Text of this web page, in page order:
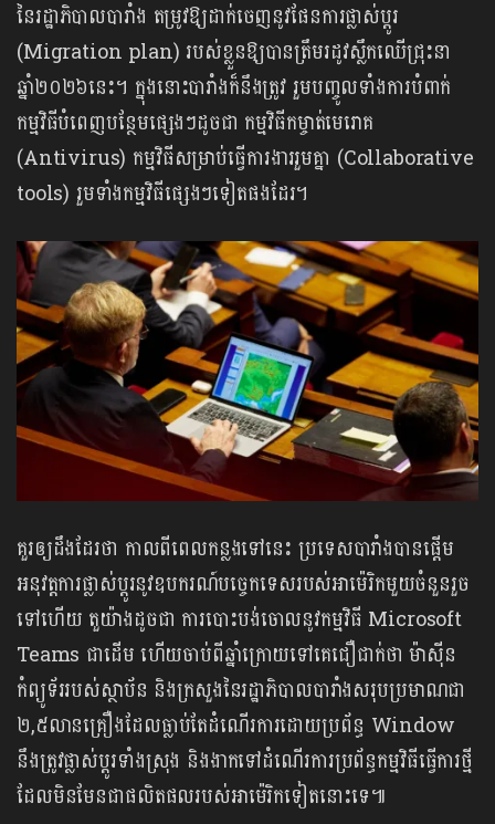
នៃរដ្ឋាភិបាលបារាំង តម្រូវឱ្យដាក់ចេញនូវផែនការផ្លាស់ប្តូរ
(Migration plan) របស់ខ្លួនឱ្យបានត្រឹមរដូវស្លឹកឈើជ្រុះនា
ឆ្នាំ២០២៦នេះ។ ក្នុងនោះបារាំងក៏នឹងត្រូវ រួមបញ្ចូលទាំងការបំពាក់
កម្មវិធីបំពេញបន្ថែមផ្សេងៗដូចជា កម្មវិធីកម្ចាត់មេរោគ
(Antivirus) កម្មវិធីសម្រាប់ធ្វើការងាររួមគ្នា (Collaborative
tools) រួមទាំងកម្មវិធីផ្សេងៗទៀតផងដែរ។
គួរឲ្យដឹងដែរថា កាលពីពេលកន្លងទៅនេះ ប្រទេសបារាំងបានផ្តើម
អនុវត្តការផ្លាស់ប្តូរនូវឧបករណ៍បច្ចេកទេសរបស់អាម៉េរិកមួយចំនួនរួច
ទៅហើយ តួយ៉ាងដូចជា ការបោះបង់ចោលនូវកម្មវិធី Microsoft
Teams ជាដើម ហើយចាប់ពីឆ្នាំក្រោយទៅគេជឿជាក់ថា ម៉ាស៊ីន
កំព្យូទ័ររបស់ស្ថាប័ន និងក្រសួងនៃរដ្ឋាភិបាលបារាំងសរុបប្រមាណជា
២,៥លានគ្រឿងដែលធ្លាប់តែដំណើរការដោយប្រព័ន្ធ Window
នឹងត្រូវផ្លាស់ប្តូរទាំងស្រុង និងងាកទៅដំណើរការប្រព័ន្ធកម្មវិធីធ្វើការថ្មី
ដែលមិនមែនជាផលិតផលរបស់អាម៉េរិកទៀតនោះទេ៕